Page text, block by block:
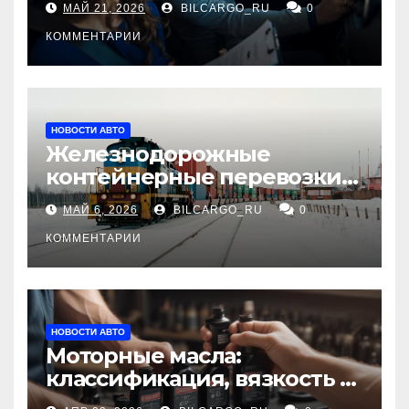
МАЙ 21, 2026 BILCARGO_RU 0
КОММЕНТАРИИ
НОВОСТИ АВТО
Железнодорожные
контейнерные перевозки
из Китая в Россию:
маршруты, сроки и
требования
МАЙ 6, 2026 BILCARGO_RU 0
КОММЕНТАРИИ
НОВОСТИ АВТО
Моторные масла:
классификация, вязкость и
рекомендации по выбору